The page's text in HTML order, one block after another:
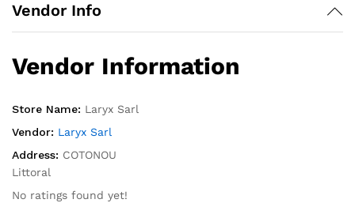
Vendor Info
Vendor Information
Store Name: Laryx Sarl
Vendor: Laryx Sarl
Address: COTONOU
Littoral
No ratings found yet!